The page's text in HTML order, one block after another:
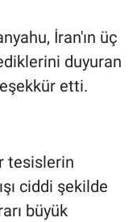
İran'ın üç
duyuran
etti.
tesislerin
ciddi şekilde
büyük